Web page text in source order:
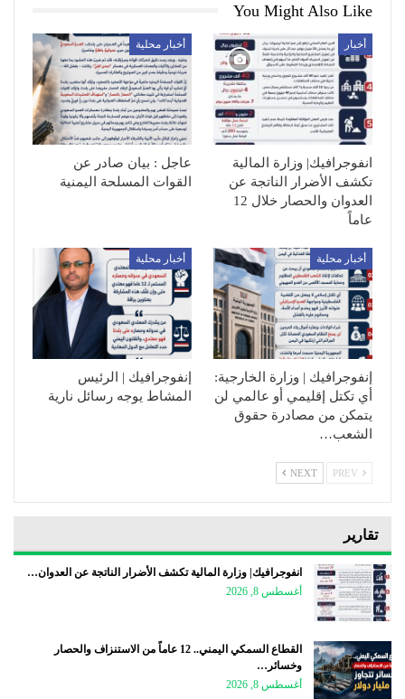
You Might Also Like
أخبار
انفوجرافيك| وزارة المالية
تكشف الأضرار الناتجة عن
العدوان والحصار خلال 12
عاماً
أخبار محلية
عاجل : بيان صادر عن
القوات المسلحة اليمنية
أخبار محلية
إنفوجرافيك | وزارة الخارجية:
أي تكتل إقليمي أو عالمي لن
يتمكن من مصادرة حقوق
الشعب…
أخبار محلية
إنفوجرافيك | الرئيس
المشاط يوجه رسائل نارية
NEXT
تقارير
انفوجرافيك| وزارة المالية تكشف الأضرار الناتجة عن العدوان…
أغسطس 8, 2026
القطاع السمكي اليمني.. 12 عاماً من الاستنزاف والحصار
وخسائر…
أغسطس 8, 2026